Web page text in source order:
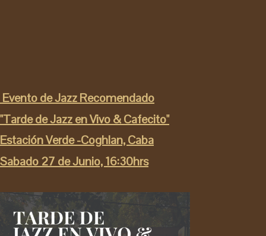
Evento de Jazz Recomendado
"Tarde de Jazz en Vivo & Cafecito"
Estación Verde -Coghlan, Caba
Sabado 27 de Junio, 16:30hrs